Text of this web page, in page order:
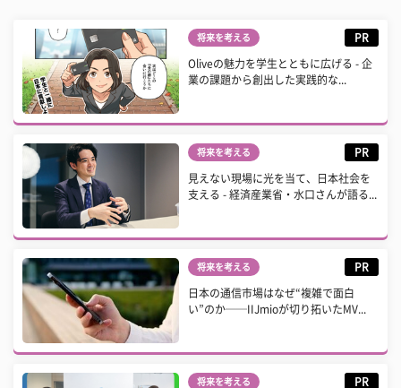
将来を考える PR
Oliveの魅力を学生とともに広げる - 企
業の課題から創出した実践的な...
将来を考える PR
見えない現場に光を当て、日本社会を
支える - 経済産業省・水口さんが語る...
将来を考える PR
日本の通信市場はなぜ“複雑で面白
い”のか──IIJmioが切り拓いたMV...
将来を考える PR